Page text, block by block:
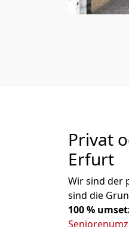
Privat
Erfurt
Wir sind der
sind die
100 %